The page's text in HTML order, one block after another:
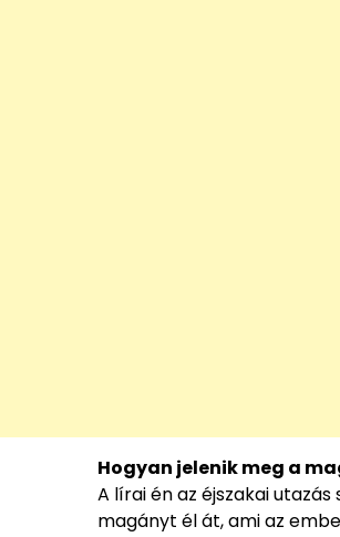
Hogyan jelenik meg a
A lírai én az éjszakai utazás
magányt él át, ami az